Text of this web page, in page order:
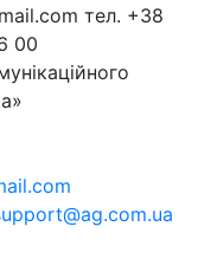
тел. +38
00